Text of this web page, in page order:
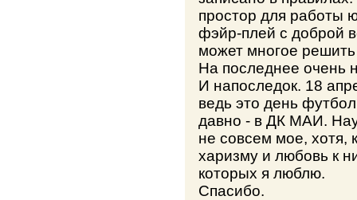
простор для работы
фэйр-плей с доброй
может многое
На последнее очень
И напоследок. 18
ведь это день
давно - в ДК МАИ.
не совсем мое, хотя,
харизму и любовь к
которых я люблю.
Спасибо.